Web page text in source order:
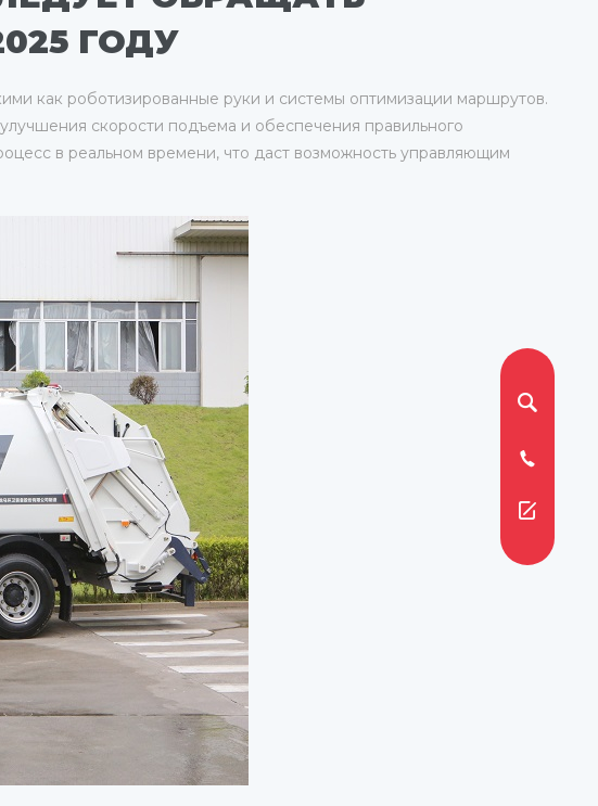
ГОДУ
как роботизированные руки и системы оптимизации маршрутов.
скорости подъема и обеспечения правильного
в реальном времени, что даст возможность управляющим